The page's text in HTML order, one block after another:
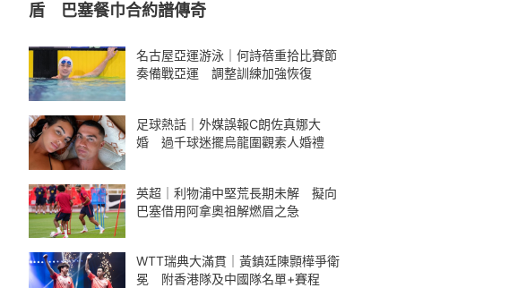
盾 巴塞餐巾合約譜傳奇
名古屋亞運游泳｜何詩蓓重拾比賽節
奏備戰亞運 調整訓練加強恢復
足球熱話｜外媒誤報C朗佐真娜大
婚 過千球迷擺烏龍圍觀素人婚禮
英超｜利物浦中堅荒長期未解 擬向
巴塞借用阿拿奧祖解燃眉之急
WTT瑞典大滿貫｜黃鎮廷陳顥樺爭衛
冕 附香港隊及中國隊名單+賽程